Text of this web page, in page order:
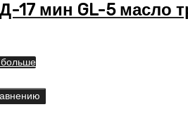
17 мин GL-5 масло
больше